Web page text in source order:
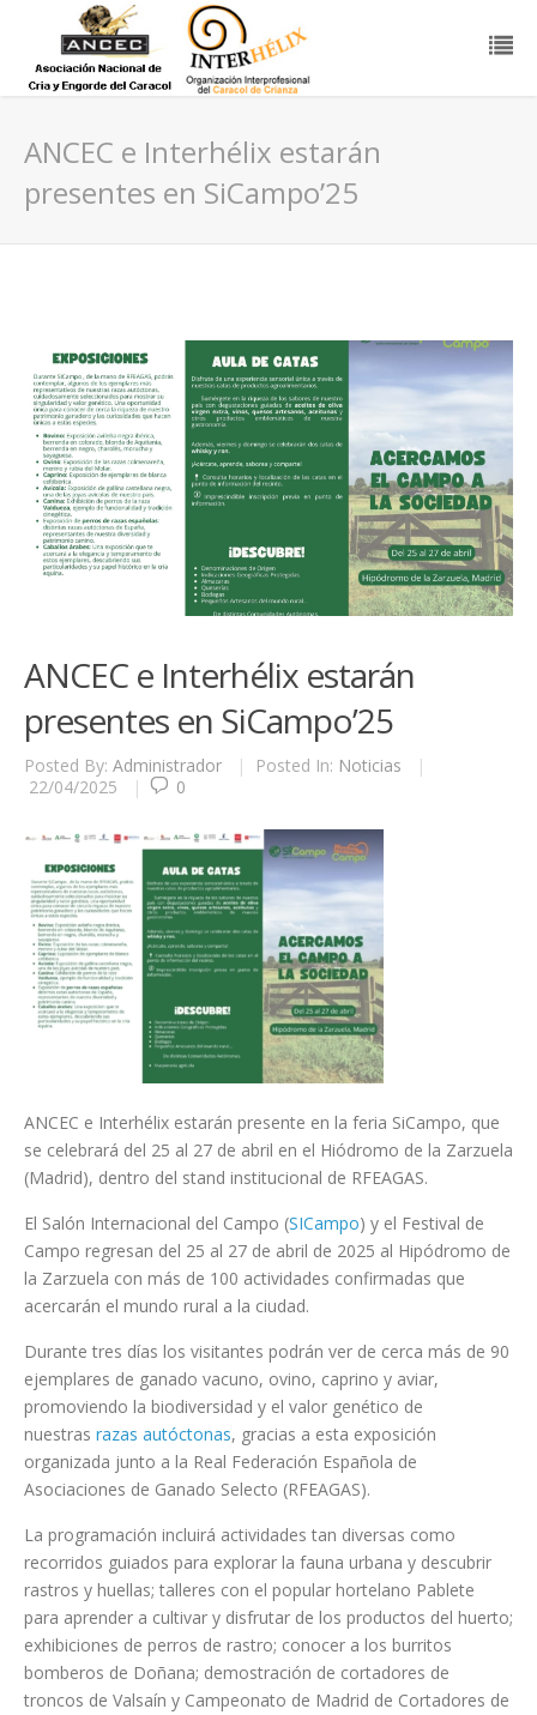
ANCEC e Interhélix estarán
presentes en SiCampo’25
ANCEC e Interhélix estarán
presentes en SiCampo’25
Posted By: Administrador | Posted In: Noticias
|
22/04/2025
| 0
ANCEC e Interhélix estarán presente en la feria SiCampo, que
se celebrará del 25 al 27 de abril en el Hiódromo de la Zarzuela
(Madrid), dentro del stand institucional de RFEAGAS.
El Salón Internacional del Campo (SICampo) y el Festival de
Campo regresan del 25 al 27 de abril de 2025 al Hipódromo de
la Zarzuela con más de 100 actividades confirmadas que
acercarán el mundo rural a la ciudad.
Durante tres días los visitantes podrán ver de cerca más de 90
ejemplares de ganado vacuno, ovino, caprino y aviar,
promoviendo la biodiversidad y el valor genético de
nuestras razas autóctonas, gracias a esta exposición
organizada junto a la Real Federación Española de
Asociaciones de Ganado Selecto (RFEAGAS).
La programación incluirá actividades tan diversas como
recorridos guiados para explorar la fauna urbana y descubrir
rastros y huellas; talleres con el popular hortelano Pablete
para aprender a cultivar y disfrutar de los productos del huerto;
exhibiciones de perros de rastro; conocer a los burritos
bomberos de Doñana; demostración de cortadores de
troncos de Valsaín y Campeonato de Madrid de Cortadores de